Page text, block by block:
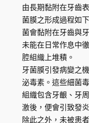
由長期黏附在牙齒
菌膜之形成過程如
菌會黏附在牙齒與
未能在日常作息中
腔組織上堆積。
牙菌膜引發病變之
泌毒素。這些細菌
組織包含牙齦、牙
激後，便會引致發
除此之外，未被患